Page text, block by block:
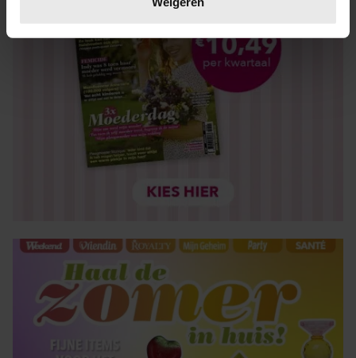
intrekken in de Cookieverklaring.
We gebruiken cookies om content en advertenties te
personaliseren, om functies voor social media te bieden
en om ons websiteverkeer te analyseren. Ook delen we
informatie over uw gebruik van onze site met onze
partners voor social media, adverteren en analyse. Deze
partners kunnen deze gegevens combineren met andere
informatie die u aan ze heeft verstrekt of die ze hebben
gebruiken.